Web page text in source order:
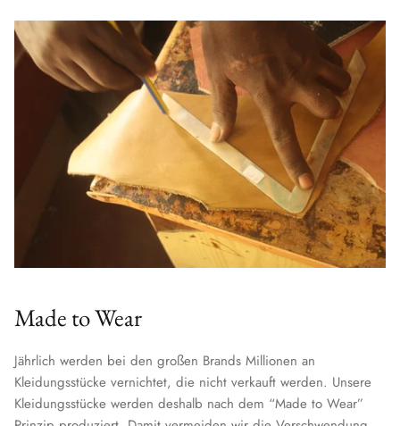
Made to Wear
Jährlich werden bei den großen Brands Millionen an
Kleidungsstücke vernichtet, die nicht verkauft werden. Unsere
Kleidungsstücke werden deshalb nach dem “Made to Wear”